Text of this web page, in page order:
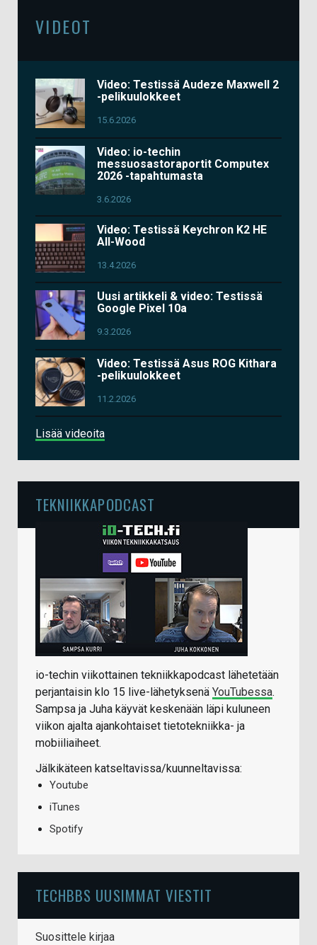
VIDEOT
Video: Testissä Audeze Maxwell 2
-pelikuulokkeet
15.6.2026
Video: io-techin
messuosastoraportit Computex
2026 -tapahtumasta
3.6.2026
Video: Testissä Keychron K2 HE
All-Wood
13.4.2026
Uusi artikkeli & video: Testissä
Google Pixel 10a
9.3.2026
Video: Testissä Asus ROG Kithara
-pelikuulokkeet
11.2.2026
Lisää videoita
TEKNIIKKAPODCAST
io-techin viikottainen tekniikkapodcast lähetetään
perjantaisin klo 15 live-lähetyksenä YouTubessa.
Sampsa ja Juha käyvät keskenään läpi kuluneen
viikon ajalta ajankohtaiset tietotekniikka- ja
mobiiliaiheet.
Jälkikäteen katseltavissa/kuunneltavissa:
Youtube
iTunes
Spotify
TECHBBS UUSIMMAT VIESTIT
Suosittele kirjaa